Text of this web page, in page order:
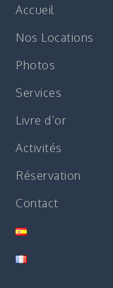
Accueil
Nos Locations
Photos
Services
Livre d’or
Activités
Réservation
Contact